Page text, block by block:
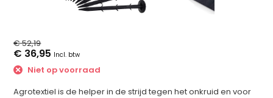
€ 52,19
€ 36,95 Incl. btw
Niet op voorraad
Agrotextiel is de helper in de strijd tegen het onkruid en voor